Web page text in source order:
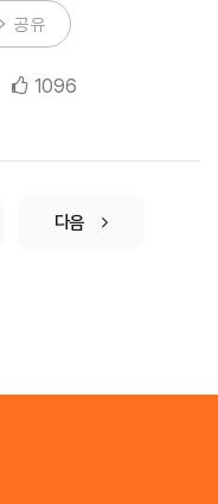
공유
1096
다음